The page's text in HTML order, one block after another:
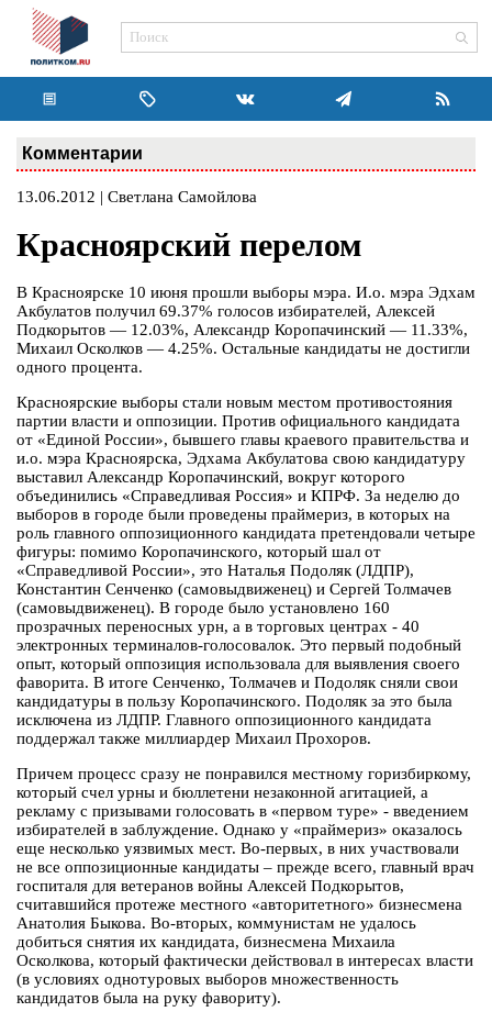
Комментарии
13.06.2012 | Светлана Самойлова
Красноярский перелом
В Красноярске 10 июня прошли выборы мэра. И.о. мэра Эдхам
Акбулатов получил 69.37% голосов избирателей, Алексей
Подкорытов — 12.03%, Александр Коропачинский — 11.33%,
Михаил Осколков — 4.25%. Остальные кандидаты не достигли
одного процента.
Красноярские выборы стали новым местом противостояния
партии власти и оппозиции. Против официального кандидата
от «Единой России», бывшего главы краевого правительства и
и.о. мэра Красноярска, Эдхама Акбулатова свою кандидатуру
выставил Александр Коропачинский, вокруг которого
объединились «Справедливая Россия» и КПРФ. За неделю до
выборов в городе были проведены праймериз, в которых на
роль главного оппозиционного кандидата претендовали четыре
фигуры: помимо Коропачинского, который шал от
«Справедливой России», это Наталья Подоляк (ЛДПР),
Константин Сенченко (самовыдвиженец) и Сергей Толмачев
(самовыдвиженец). В городе было установлено 160
прозрачных переносных урн, а в торговых центрах - 40
электронных терминалов-голосовалок. Это первый подобный
опыт, который оппозиция использовала для выявления своего
фаворита. В итоге Сенченко, Толмачев и Подоляк сняли свои
кандидатуры в пользу Коропачинского. Подоляк за это была
исключена из ЛДПР. Главного оппозиционного кандидата
поддержал также миллиардер Михаил Прохоров.
Причем процесс сразу не понравился местному горизбиркому,
который счел урны и бюллетени незаконной агитацией, а
рекламу с призывами голосовать в «первом туре» - введением
избирателей в заблуждение. Однако у «праймериз» оказалось
еще несколько уязвимых мест. Во-первых, в них участвовали
не все оппозиционные кандидаты – прежде всего, главный врач
госпиталя для ветеранов войны Алексей Подкорытов,
считавшийся протеже местного «авторитетного» бизнесмена
Анатолия Быкова. Во-вторых, коммунистам не удалось
добиться снятия их кандидата, бизнесмена Михаила
Осколкова, который фактически действовал в интересах власти
(в условиях однотуровых выборов множественность
кандидатов была на руку фавориту).